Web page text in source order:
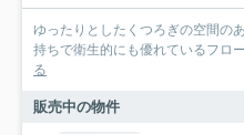
ゆったりとしたくつろぎの空間の
持ちで衛生的にも優れているフロ
る
販売中の物件